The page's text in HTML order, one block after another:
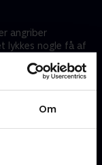
Om
angriber
lykkes nogle få af